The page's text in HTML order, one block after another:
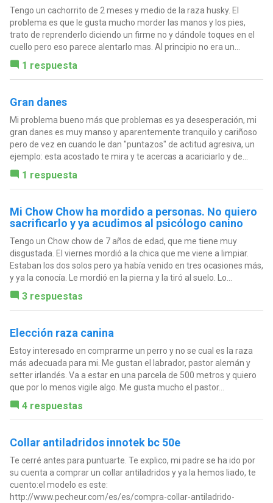
Tengo un cachorrito de 2 meses y medio de la raza husky. El
problema es que le gusta mucho morder las manos y los pies,
trato de reprenderlo diciendo un firme no y dándole toques en el
cuello pero eso parece alentarlo mas. Al principio no era un...
1 respuesta
Gran danes
Mi problema bueno más que problemas es ya desesperación, mi
gran danes es muy manso y aparentemente tranquilo y cariñoso
pero de vez en cuando le dan "puntazos" de actitud agresiva, un
ejemplo: esta acostado te mira y te acercas a acariciarlo y de...
1 respuesta
Mi Chow Chow ha mordido a personas. No quiero
sacrificarlo y ya acudimos al psicólogo canino
Tengo un Chow chow de 7 años de edad, que me tiene muy
disgustada. El viernes mordió a la chica que me viene a limpiar.
Estaban los dos solos pero ya había venido en tres ocasiones más,
y ya la conocía. Le mordió en la pierna y la tiró al suelo. Lo...
3 respuestas
Elección raza canina
Estoy interesado en comprarme un perro y no se cual es la raza
más adecuada para mi. Me gustan el labrador, pastor alemán y
setter irlandés. Va a estar en una parcela de 500 metros y quiero
que por lo menos vigile algo. Me gusta mucho el pastor...
4 respuestas
Collar antiladridos innotek bc 50e
Te cerré antes para puntuarte. Te explico, mi padre se ha ido por
su cuenta a comprar un collar antiladridos y ya la hemos liado, te
cuento:el modelo es este:
http://www.pecheur.com/es/es/compra-collar-antiladrido-